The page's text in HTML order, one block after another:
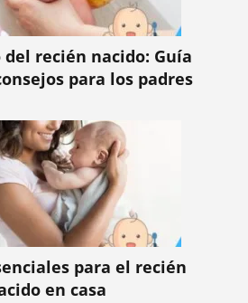
recién nacido: Guía
para los padres
para el recién
en casa